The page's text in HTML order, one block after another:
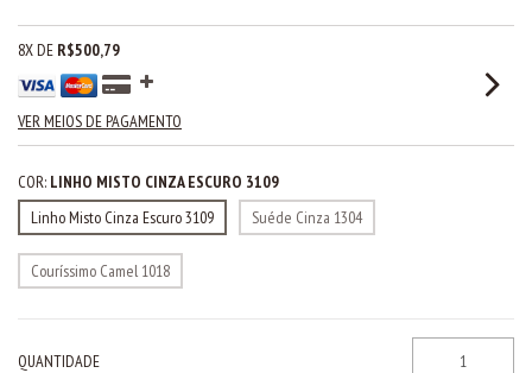
8X DE R$500,79
VER MEIOS DE PAGAMENTO
COR: LINHO MISTO CINZA ESCURO 3109
Linho Misto Cinza Escuro 3109
Suéde Cinza 1304
Couríssimo Camel 1018
QUANTIDADE